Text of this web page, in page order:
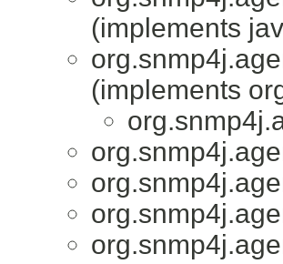
(implements
(implements